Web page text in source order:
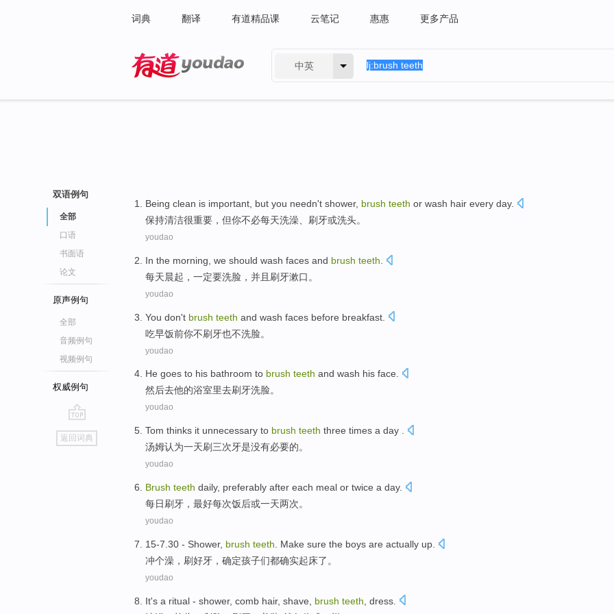
词典 翻译 有道精品课 云笔记 惠惠 更多产品
中英
双语例句
全部
口语
书面语
论文
原声例句
全部
音频例句
视频例句
权威例句
go
top
返回词典
Being clean is important but you needn't shower, brush teeth or wash hair every day.
保持清洁很重要 ， 但你不必每天洗澡 刷牙或洗头。
youdao
In the morning we should wash faces and brush teeth
每天晨起， 一定要洗脸 ， 并且 刷牙漱口。
youdao
You don't brush teeth and wash faces before breakfast
吃早饭前你不刷牙也不洗脸。
youdao
He goes to his bathroom to brush teeth and wash his face.
然后去他的浴室里去刷牙洗脸。
youdao
Tom thinks it unnecessary to brush teeth three times a day
汤姆认为一天刷 三次牙是没有必要的。
youdao
Brush teeth daily, preferably after each meal or twice a day.
每日刷牙 ， 最好每次饭后或一天两次。
youdao
15-7.30 - Shower, brush teeth Make sure the boys are actually up
冲个澡 ， 刷好牙 ， 确定孩子们都确实起床了 。
youdao
It's a ritual - shower, comb hair, shave brush teeth dress